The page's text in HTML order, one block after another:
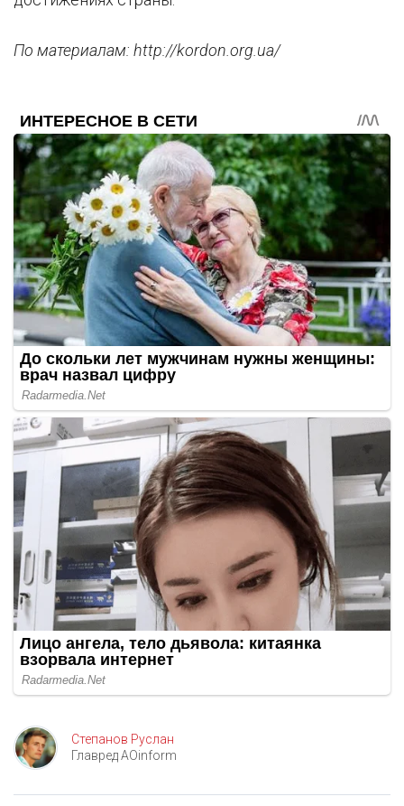
По материалам: http://kordon.org.ua/
Степанов Руслан
Главред AOinform